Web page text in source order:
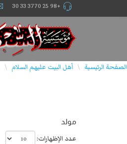
+98 25 3770 33 30
الصفحة الرئيسية \ أهل البيت عليهم السلام \
مولد
عدد الإظهارات: